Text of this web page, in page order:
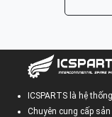
ICSPARTS là hệ
Chuyên cung cấp